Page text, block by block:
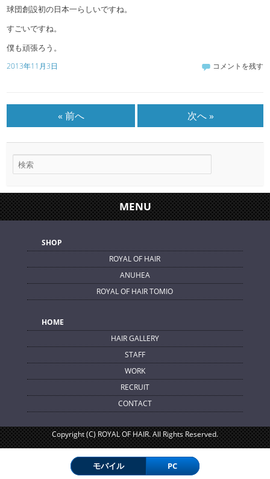
球団創設初の日本一らしいですね。
すごいですね。
僕も頑張ろう。
2013年11月3日 コメントを残す
« 前へ 次へ »
MENU
SHOP
ROYAL OF HAIR
ANUHEA
ROYAL OF HAIR TOMIO
HOME
HAIR GALLERY
STAFF
WORK
RECRUIT
CONTACT
Copyright (C) ROYAL OF HAIR. All Rights Reserved.
モバイル PC